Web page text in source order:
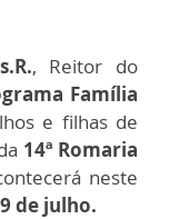
, Reitor do
Família
e filhas de
14ª Romaria
neste
de julho.